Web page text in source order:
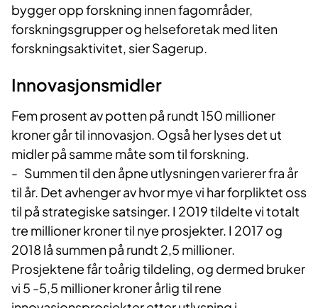
bygger opp forskning innen fagområder,
forskningsgrupper og helseforetak med liten
forskningsaktivitet, sier Sagerup.
Innovasjonsmidler
Fem prosent av potten på rundt 150 millioner
kroner går til innovasjon. Også her lyses det ut
midler på samme måte som til forskning.
- Summen til den åpne utlysningen varierer fra år
til år. Det avhenger av hvor mye vi har forpliktet oss
til på strategiske satsinger. I 2019 tildelte vi totalt
tre millioner kroner til nye prosjekter. I 2017 og
2018 lå summen på rundt 2,5 millioner.
Prosjektene får toårig tildeling, og dermed bruker
vi 5 -5,5 millioner kroner årlig til rene